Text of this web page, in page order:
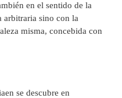
en el sentido de la
arbitraria sino con la
misma, concebida con
se descubre en